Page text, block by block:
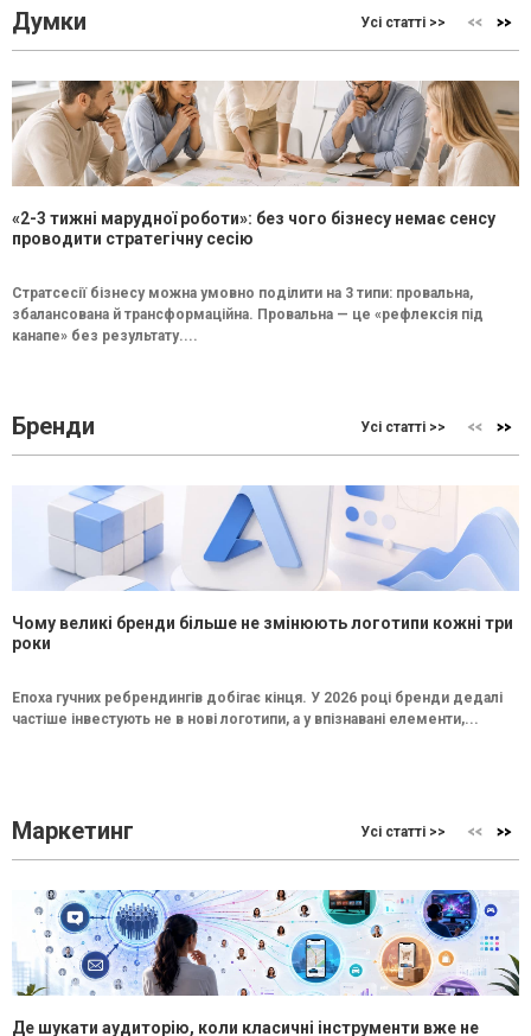
Думки Усі статті >>
«2-3 тижні марудної роботи»: без чого бізнесу немає сенсу
проводити стратегічну сесію
Стратсесії бізнесу можна умовно поділити на 3 типи: провальна,
збалансована й трансформаційна. Провальна — це «рефлексія під
канапе» без результату....
Бренди Усі статті >>
Чому великі бренди більше не змінюють логотипи кожні три
роки
Епоха гучних ребрендингів добігає кінця. У 2026 році бренди дедалі
частіше інвестують не в нові логотипи, а у впізнавані елементи,...
Маркетинг Усі статті >>
Де шукати аудиторію, коли класичні інструменти вже не